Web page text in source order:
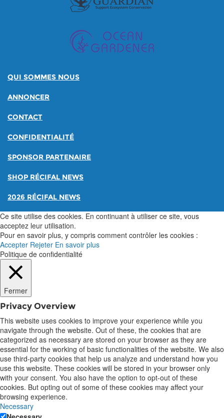
QUI SOMMES NOUS
ANNONCER
CONTACT
CONFIDENTIALITÉ
SPONSOR PARTENAIRE
SHOP RÉCIFAL NEWS
2026 RÉCIFAL NEWS
Ce site utilise des cookies. En continuant à utiliser ce site, vous
acceptez leur utilisation.
Pour en savoir plus, y compris comment contrôler les cookies :
Accepter Rejeter En savoir plus
Politique de confidentialité
Fermer
Privacy Overview
This website uses cookies to improve your experience while you
navigate through the website. Out of these, the cookies that are
categorized as necessary are stored on your browser as they are
essential for the working of basic functionalities of the website. We also
use third-party cookies that help us analyze and understand how you
use this website. These cookies will be stored in your browser only
with your consent. You also have the option to opt-out of these
cookies. But opting out of some of these cookies may affect your
browsing experience.
Necessary